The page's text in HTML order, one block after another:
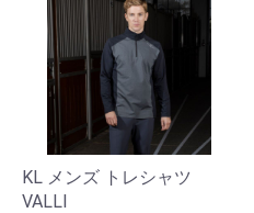
KL メンズ トレシャツ
VALLI